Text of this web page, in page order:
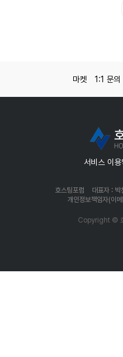
마켓 1:1 문의
서비스 이용
호스팅포럼 대표자 : 박
개인정보책임자(
Copyright ©